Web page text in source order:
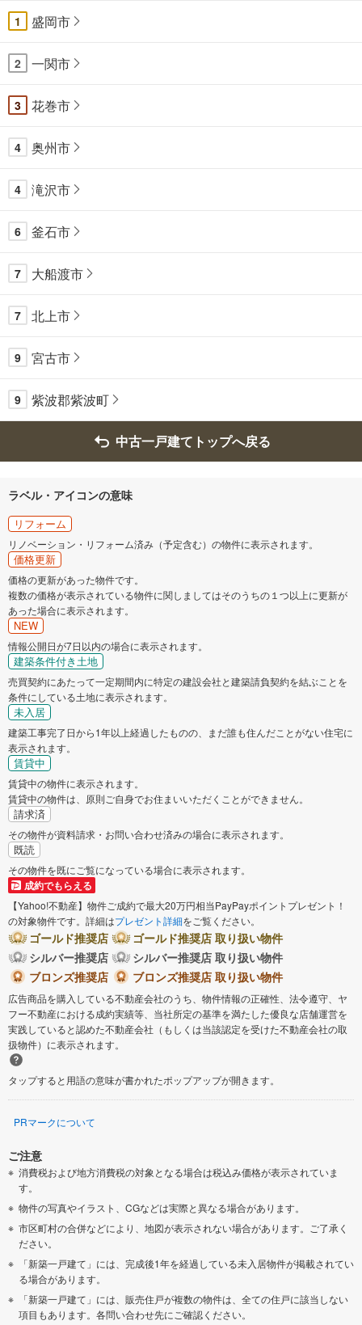
1 盛岡市
2 一関市
3 花巻市
4 奥州市
4 滝沢市
6 釜石市
7 大船渡市
7 北上市
9 宮古市
9 紫波郡紫波町
中古一戸建てトップへ戻る
ラベル・アイコンの意味
リフォーム
リノベーション・リフォーム済み（予定含む）の物件に表示されます。
価格更新
価格の更新があった物件です。
複数の価格が表示されている物件に関しましてはそのうちの１つ以上に更新が
あった場合に表示されます。
NEW
情報公開日が7日以内の場合に表示されます。
建築条件付き土地
売買契約にあたって一定期間内に特定の建設会社と建築請負契約を結ぶことを
条件にしている土地に表示されます。
未入居
建築工事完了日から1年以上経過したものの、まだ誰も住んだことがない住宅に
表示されます。
賃貸中
賃貸中の物件に表示されます。
賃貸中の物件は、原則ご自身でお住まいいただくことができません。
請求済
その物件が資料請求・お問い合わせ済みの場合に表示されます。
既読
その物件を既にご覧になっている場合に表示されます。
成約でもらえる
【Yahoo!不動産】物件ご成約で最大20万円相当PayPayポイントプレゼント！
の対象物件です。詳細はプレゼント詳細をご覧ください。
ゴールド推奨店
ゴールド推奨店 取り扱い物件
シルバー推奨店
シルバー推奨店 取り扱い物件
ブロンズ推奨店
ブロンズ推奨店 取り扱い物件
広告商品を購入している不動産会社のうち、物件情報の正確性、法令遵守、ヤ
フー不動産における成約実績等、当社所定の基準を満たした優良な店舗運営を
実践していると認めた不動産会社（もしくは当該認定を受けた不動産会社の取
扱物件）に表示されます。
タップすると用語の意味が書かれたポップアップが開きます。
PRマークについて
ご注意
消費税および地方消費税の対象となる場合は税込み価格が表示されていま
す。
物件の写真やイラスト、CGなどは実際と異なる場合があります。
市区町村の合併などにより、地図が表示されない場合があります。ご了承く
ださい。
「新築一戸建て」には、完成後1年を経過している未入居物件が掲載されてい
る場合があります。
「新築一戸建て」には、販売住戸が複数の物件は、全ての住戸に該当しない
項目もあります。各問い合わせ先にご確認ください。